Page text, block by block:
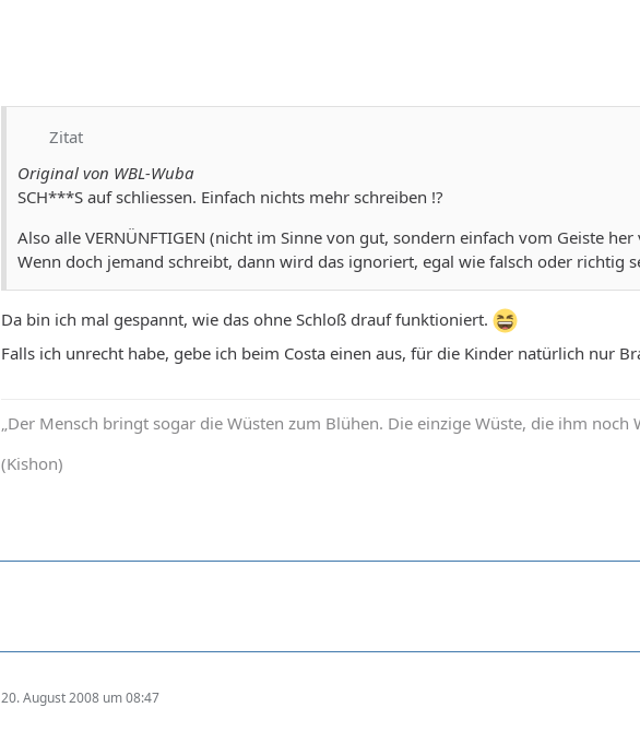
Zitat
Original von WBL-Wuba
SCH***S auf schliessen. Einfach nichts mehr schreiben !?
Also alle VERNÜNFTIGEN (nicht im Sinne von gut, sondern einfach vom Geiste
Wenn doch jemand schreibt, dann wird das ignoriert, egal wie falsch oder richtig
Da bin ich mal gespannt, wie das ohne Schloß drauf funktioniert.
Falls ich unrecht habe, gebe ich beim Costa einen aus, für die Kinder natürlich nur
„Der Mensch bringt sogar die Wüsten zum Blühen. Die einzige Wüste, die ihm
(Kishon)
20. August 2008 um 08:47